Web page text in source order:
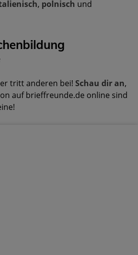
, polnisch und
tritt anderen bei! Schau dir an,
auf brieffreunde.de online sind